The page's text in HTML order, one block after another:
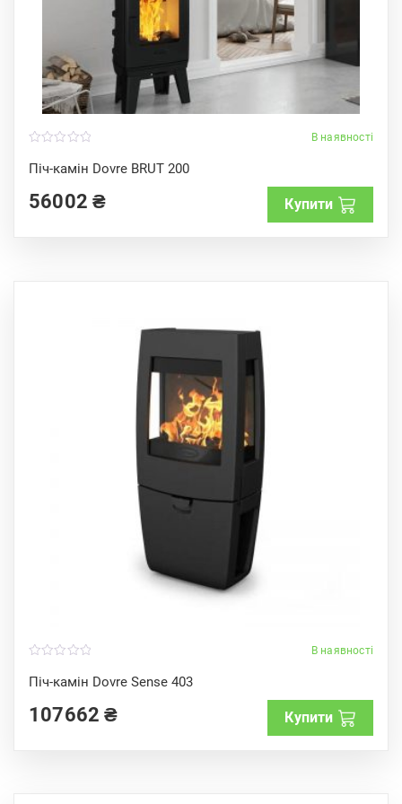
В наявності
Піч-камін Dovre BRUT 200
o
u
o
f56002₴ Купити
В наявності
Піч-камін Dovre Sense 403
o
u
o
107662₴ Купити